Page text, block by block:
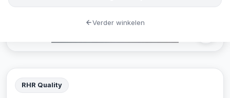
RHR Quality
Verder winkelen